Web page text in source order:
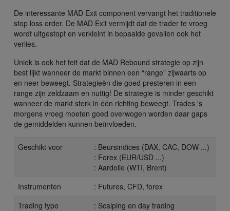
De interessante MAD Exit component vervangt het traditionele
stop loss order. De MAD Exit vermijdt dat de trader te vroeg
wordt uitgestopt en verkleint in bepaalde gevallen ook het
verlies.
Uniek is ook het feit dat de MAD Rebound strategie op zijn
best lijkt wanneer de markt binnen een “range” zijwaarts op
en neer beweegt. Strategieën die goed presteren in een
range zijn zeldzaam en nuttig! De strategie is minder geschikt
wanneer de markt sterk in één richting beweegt. Trades 's
morgens vroeg moeten goed overwogen worden daar gaps
de gemiddelden kunnen beïnvloeden.
Geschikt voor
: Beursindices (DAX, CAC, DOW ...)
: Forex (EUR/USD ...)
: Aardolie (WTI, Brent)
Instrumenten
: Futures, CFD, forex
Trading type
: Scalping en day trading